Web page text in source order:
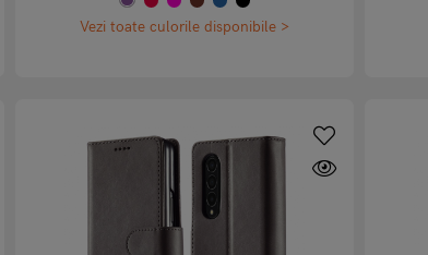
Vezi toate culorile disponibile >